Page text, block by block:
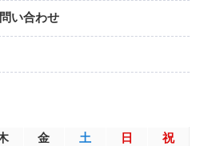
い合わせ
金 土 日 祝